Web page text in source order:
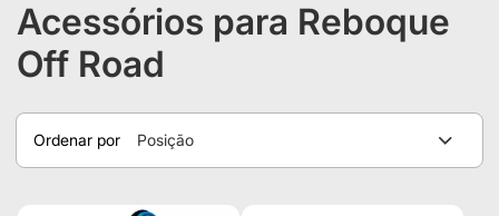
Acessórios para Reboque
Off Road
Ordenar por Posição